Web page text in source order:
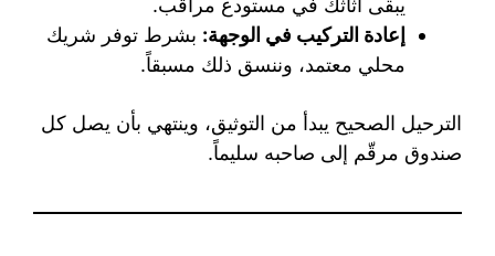
يبقى أثاثك في مستودع مراقب.
إعادة التركيب في الوجهة: بشرط توفر شريك
محلي معتمد، وننسق ذلك مسبقاً.
الترحيل الصحيح يبدأ من التوثيق، وينتهي بأن يصل كل
صندوق مرقّم إلى صاحبه سليماً.